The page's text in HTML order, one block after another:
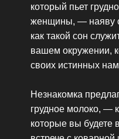
который пьет
женщины, — наяву
как такой сон
вашем окружении,
своих истинных
Незнакомка
грудное молоко, —
которые вы будете